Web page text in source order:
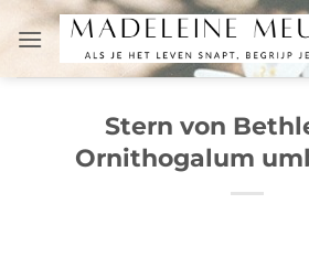
Inhalt
springen
Stern von
Ornithogalum